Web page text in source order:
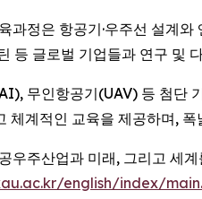
과정은 항공기·우주선 설계
등 글로벌 기업들과 연구 및
무인항공기(UAV) 등 첨단
체계적인 교육을 제공하며,
우주산업과 미래, 그리고 세
english/index/